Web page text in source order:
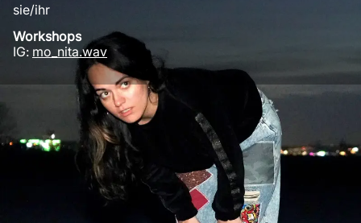
sie/ihr
Workshops
IG: mo_nita.wav